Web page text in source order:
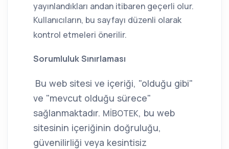
yayınlandıkları andan itibaren geçerli olur.
Kullanıcıların, bu sayfayı düzenli olarak
kontrol etmeleri önerilir.
Sorumluluk Sınırlaması
Bu web sitesi ve içeriği, "olduğu gibi"
ve "mevcut olduğu sürece"
sağlanmaktadır. MİBOTEK, bu web
sitesinin içeriğinin doğruluğu,
güvenilirliği veya kesintisiz